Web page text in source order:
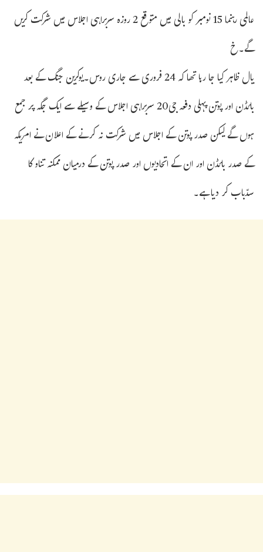
عالمی رہنما 15 نومبر کو بالی میں متوقع 2 روزہ سربراہی اجلاس میں شرکت کریں
گے۔خ
یال ظاہر کیا جا رہا تھا کہ 24 فروری سے جاری روس۔یوکرین جنگ کے بعد
بائڈن اور پوتن پہلی دفعہ جی20 سربراہی اجلاس کے وسیلے سے ایک جگہ پر جمع
ہوں گے لیکن صدر پوتن کے اجلاس میں شرکت نہ کرنے کے اعلان نے امریکہ
کے صدر بائڈن اور ان کے اتحادیوں اور صدر پوتن کے درمیان ممکنہ تناو کا
سدّباب کر دیا ہے۔